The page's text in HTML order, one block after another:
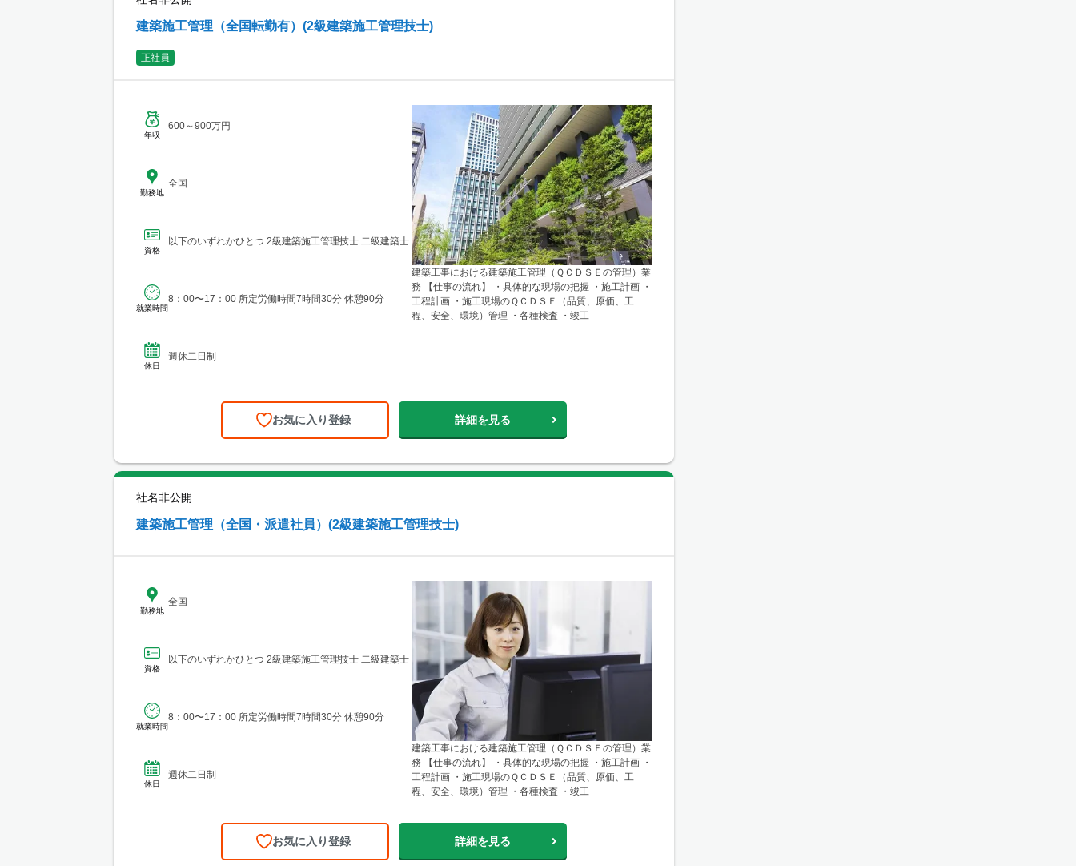
建築施工管理（全国転勤有）(2級建築施工管理技士)
正社員
年収
600～900万円
勤務地
全国
資格
以下のいずれかひとつ 2級建築施工管理技士 二級建築士
就業時間
8：00〜17：00 所定労働時間7時間30分 休憩90分
休日
週休二日制
建築工事における建築施工管理（ＱＣＤＳＥの管理）業
務 【仕事の流れ】 ・具体的な現場の把握 ・施工計画 ・
工程計画 ・施工現場のＱＣＤＳＥ（品質、原価、工
程、安全、環境）管理 ・各種検査 ・竣工
お気に入り登録 詳細を見る
社名非公開
建築施工管理（全国・派遣社員）(2級建築施工管理技士)
勤務地
全国
資格
以下のいずれかひとつ 2級建築施工管理技士 二級建築士
就業時間
8：00〜17：00 所定労働時間7時間30分 休憩90分
休日
週休二日制
建築工事における建築施工管理（ＱＣＤＳＥの管理）業
務 【仕事の流れ】 ・具体的な現場の把握 ・施工計画 ・
工程計画 ・施工現場のＱＣＤＳＥ（品質、原価、工
程、安全、環境）管理 ・各種検査 ・竣工
お気に入り登録 詳細を見る